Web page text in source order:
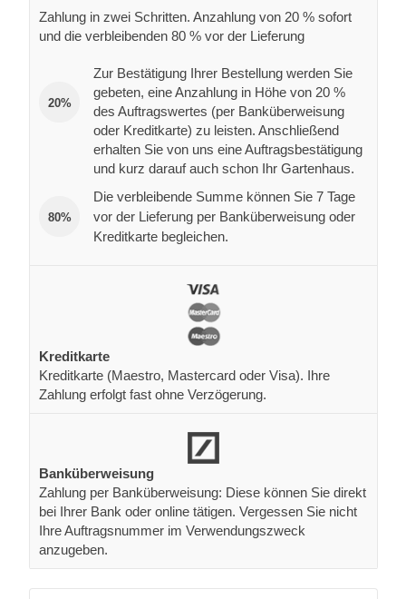
Zahlung in zwei Schritten. Anzahlung von 20 % sofort
und die verbleibenden 80 % vor der Lieferung
20%
Zur Bestätigung Ihrer Bestellung werden Sie
gebeten, eine Anzahlung in Höhe von 20 %
des Auftragswertes (per Banküberweisung
oder Kreditkarte) zu leisten. Anschließend
erhalten Sie von uns eine Auftragsbestätigung
und kurz darauf auch schon Ihr Gartenhaus.
80%
Die verbleibende Summe können Sie 7 Tage
vor der Lieferung per Banküberweisung oder
Kreditkarte begleichen.
Kreditkarte
Kreditkarte (Maestro, Mastercard oder Visa). Ihre
Zahlung erfolgt fast ohne Verzögerung.
Banküberweisung
Zahlung per Banküberweisung: Diese können Sie direkt
bei Ihrer Bank oder online tätigen. Vergessen Sie nicht
Ihre Auftragsnummer im Verwendungszweck
anzugeben.